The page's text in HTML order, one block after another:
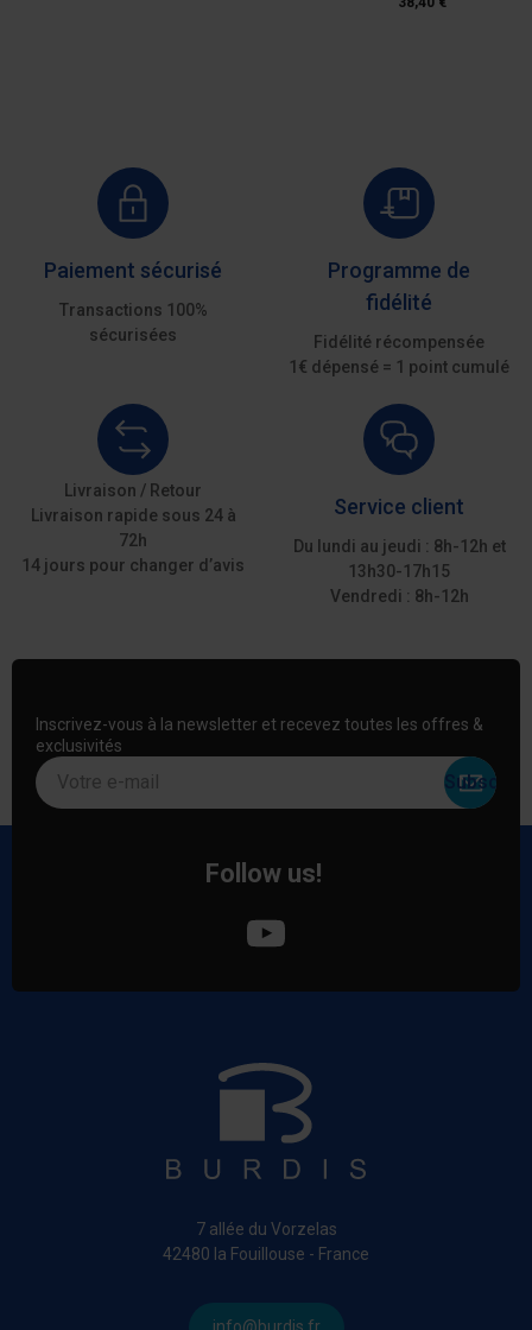
Paiement sécurisé
Transactions 100%
sécurisées
Programme de
fidélité
Fidélité récompensée
1€ dépensé = 1 point cumulé
Livraison / Retour
Livraison rapide sous 24 à
72h
14 jours pour changer d’avis
Service client
Du lundi au jeudi : 8h-12h et
13h30-17h15
Vendredi : 8h-12h
Inscrivez-vous à la newsletter et recevez toutes les offres &
exclusivités
Votre e-mail
Follow us!
7 allée du Vorzelas
42480 la Fouillouse - France